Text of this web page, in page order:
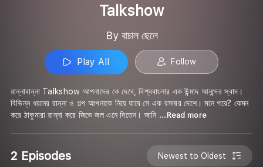
Talkshow
By বাচাল ছেলে
Play All Follow
রান্নাবান্না Talkshow আপনাদের কে দেবে, বিশ্ববাংলার এক উন্মাদ আনন্দের স্বাদ।
বিভিন্ন ধরনের রান্না ও গল্প আপনাকে নিয়ে যাবে সে এক রসনার দেশে। মনে পরে? কেমন
করে ঠাকুমারা রান্না করে জিভে জল এনে দিতেন। জানি ...Read more
2 Episodes Newest to Oldest